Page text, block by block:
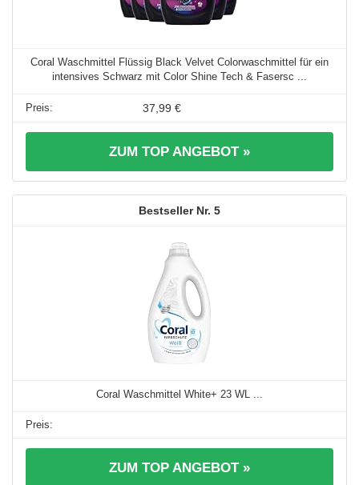
Coral Waschmittel Flüssig Black Velvet Colorwaschmittel für ein
intensives Schwarz mit Color Shine Tech & Fasersc ...
37,99 €
ZUM TOP ANGEBOT »
5
Coral Waschmittel White+ 23 WL ...
ZUM TOP ANGEBOT »